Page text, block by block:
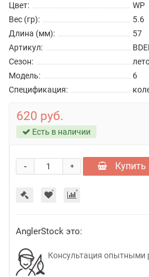
Цвет:
WP
Вес (гр):
5.6
Длина (мм):
57
Артикул:
Сезон:
Модель:
6
Спецификация:
620 руб.
Есть в наличии
+
- Купить
AnglerStock это:
Консультация опытными